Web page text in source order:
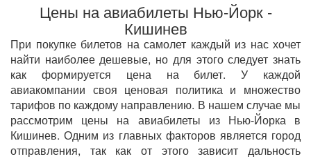
Цены на авиабилеты Нью-Йорк -
Кишинев
При покупке билетов на самолет каждый из нас хочет
найти наиболее дешевые, но для этого следует знать
как формируется цена на билет. У каждой
авиакомпании своя ценовая политика и множество
тарифов по каждому направлению. В нашем случае мы
рассмотрим цены на авиабилеты из Нью-Йорка в
Кишинев. Одним из главных факторов является город
отправления, так как от этого зависит дальность